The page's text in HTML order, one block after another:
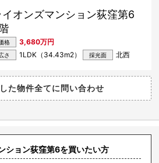
イオンズマンション荻窪第6
格 3,680万円
さ 1LDK（34.43m2） 採光面 北西
ション荻窪第6を買いたい方